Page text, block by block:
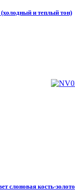
и теплый тон)
слоновая кость-золото